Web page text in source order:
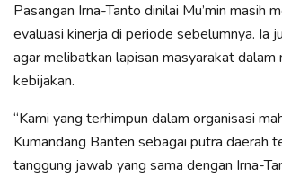
Pasangan Irna-Tanto dinilai Mu’min masih
evaluasi kinerja di periode sebelumnya. Ia
agar melibatkan lapisan masyarakat dalam
kebijakan.
“Kami yang terhimpun dalam organisasi
Kumandang Banten sebagai putra daerah
tanggung jawab yang sama dengan Irna-